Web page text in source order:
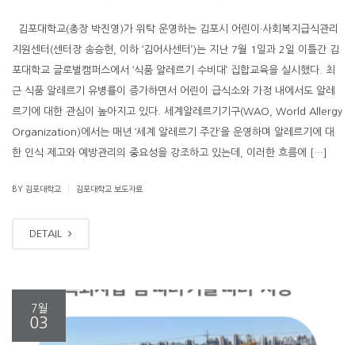
김포대학교(총장 박진영)가 위탁 운영하는 김포시 어린이·사회복지급식관리
지원센터(센터장 송승헌, 이하 ‘김어사센터’)는 지난 7월 1일과 2일 이틀간 김
포대학교 글로벌캠퍼스에서 ‘식품 알레르기 수비대’ 집합교육을 실시했다. 최
근 식품 알레르기 유병률이 증가하면서 어린이 급식소와 가정 내에서도 알레
르기에 대한 관심이 높아지고 있다. 세계알레르기기구(WAO, World Allergy
Organization)에서는 매년 ‘세계 알레르기 주간’을 운영하며 알레르기에 대
한 인식 제고와 예방관리의 중요성을 강조하고 있는데, 이러한 흐름에 […]
BY 김포대학교 김포대학교 보도자료
DETAIL
7월
03